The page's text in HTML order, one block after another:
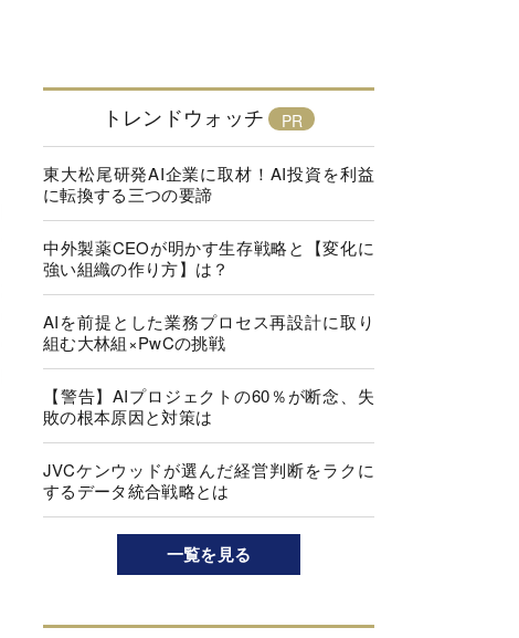
トレンドウォッチ
東大松尾研発AI企業に取材！AI投資を利益
に転換する三つの要諦
中外製薬CEOが明かす生存戦略と【変化に
強い組織の作り方】は？
AIを前提とした業務プロセス再設計に取り
組む大林組×PwCの挑戦
【警告】AIプロジェクトの60％が断念、失
敗の根本原因と対策は
JVCケンウッドが選んだ経営判断をラクに
するデータ統合戦略とは
一覧を見る